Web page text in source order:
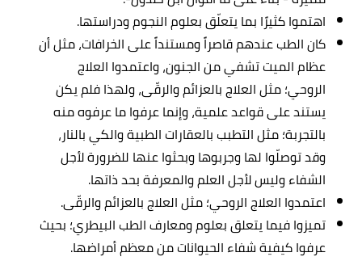
اهتموا كثيرًا بما يتعلّق بعلوم النجوم ودراستها.
كان الطب عندهم قاصراً ومستنداً على الخرافات، مثل أن
عظام الميت تشفي من الجنون، واعتمدوا العلاج
الروحي؛ مثل العلاج بالعزائم والرقّى، ولهذا فلم يكن
يستند على قواعد علمية، وإنما عرفوا ما عرفوه منه
بالتجربة؛ مثل التطبب بالعقارات الطبية والكي بالنار،
وقد توصلّوا لها وجربوها وبحثوا عنها للضرورة لأجل
الشفاء وليس لأجل العلم والمعرفة بحد ذاتها.
اعتمدوا العلاج الروحي؛ مثل العلاج بالعزائم والرقّى.
تميزوا فيما يتعلق بعلوم ومعارف الطب البيطري؛ بحيث
عرفوا كيفية شفاء الحيوانات من معظم أمراضها.